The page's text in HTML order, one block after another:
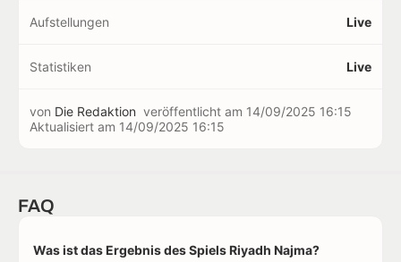
Aufstellungen Live
Statistiken Live
von Die Redaktion veröffentlicht am 14/09/2025 16:15
Aktualisiert am 14/09/2025 16:15
FAQ
Was ist das Ergebnis des Spiels Riyadh Najma?